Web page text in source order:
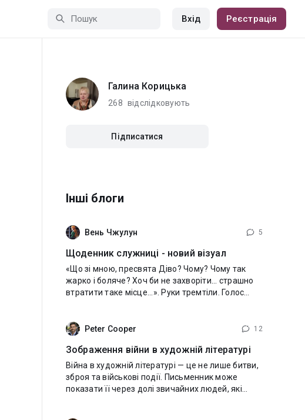
Вхід Реєстрація
Галина Корицька
268 відслідковують
Підписатися
Інші блоги
Вень Чжулун 5
Щоденник служниці - новий візуал
«Що зі мною, пресвята Діво? Чому? Чому так
жарко і боляче? Хоч би не захворіти... страшно
втратити таке місце...». Руки тремтіли. Голос
Peter Cooper
12
Зображення війни в художній літературі
Війна в художній літературі — це не лише битви,
зброя та військові події. Письменник може
показати її через долі звичайних людей, які